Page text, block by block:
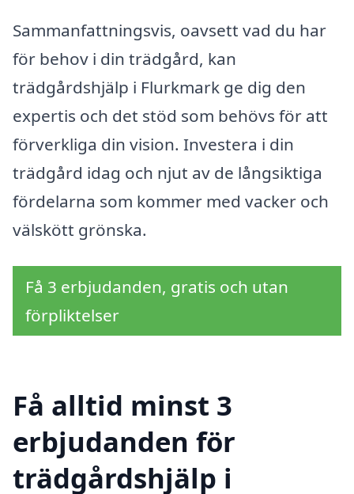
Sammanfattningsvis, oavsett vad du har
för behov i din trädgård, kan
trädgårdshjälp i Flurkmark ge dig den
expertis och det stöd som behövs för att
förverkliga din vision. Investera i din
trädgård idag och njut av de långsiktiga
fördelarna som kommer med vacker och
välskött grönska.
Få 3 erbjudanden, gratis och utan
förpliktelser
Få alltid minst 3
erbjudanden för
trädgårdshjälp i